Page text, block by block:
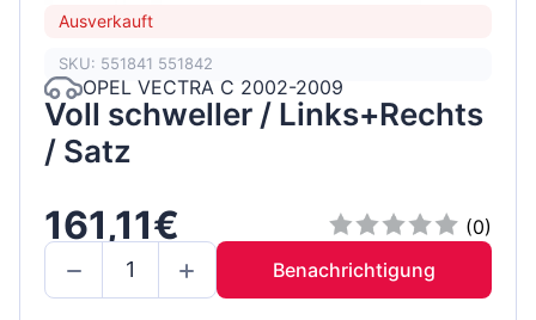
Ausverkauft
SKU: 551841 551842
OPEL VECTRA C 2002-2009
Voll schweller / Links+Rechts
/ Satz
161,11€
(0)
Benachrichtigung